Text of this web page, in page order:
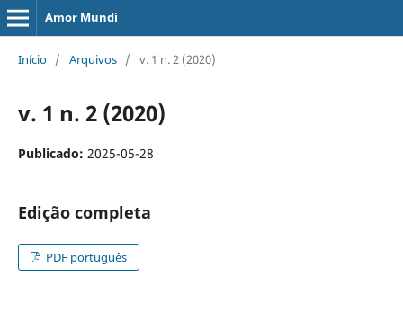
Amor Mundi
Início / Arquivos / v. 1 n. 2 (2020)
v. 1 n. 2 (2020)
Publicado: 2025-05-28
Edição completa
PDF português